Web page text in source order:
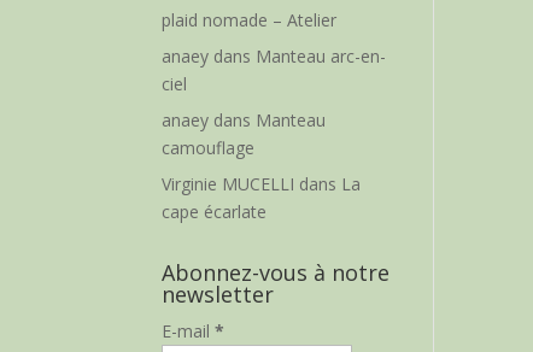
plaid nomade – Atelier
anaey dans Manteau arc-en-
ciel
anaey dans Manteau
camouflage
Virginie MUCELLI dans La
cape écarlate
Abonnez-vous à notre
newsletter
E-mail*